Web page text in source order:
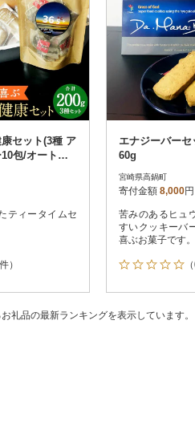
セット(3種 ア
包/オートミ
ジーバー各5
ティータイムセ
）
エナジーバー
60g
宮崎県高鍋町
寄付金額 8,000円
苦みのあるヒュ
すいクッキーバ
喜ぶお菓子です。
礼品の最新ランキングを表示しています。